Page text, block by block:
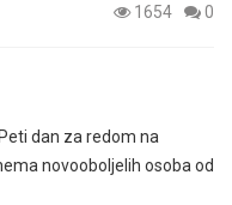
1654
0
dan za redom na
novooboljelih osoba od